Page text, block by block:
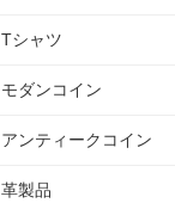
Tシャツ
モダンコイン
アンティークコイン
革製品